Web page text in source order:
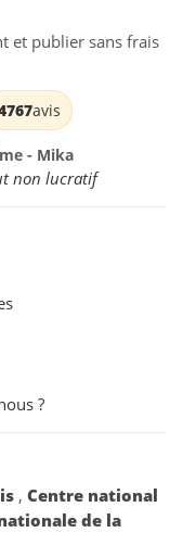
et publier sans frais
avis
- Mika
non lucratif
?
, Centre national
de la